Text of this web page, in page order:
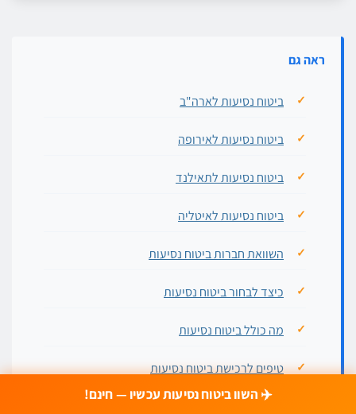
✈️ השוו ביטוח נסיעות עכשיו — חינם!
ראה גם
ביטוח נסיעות לארה"ב
ביטוח נסיעות לאירופה
ביטוח נסיעות לתאילנד
ביטוח נסיעות לאיטליה
השוואת חברות ביטוח נסיעות
כיצד לבחור ביטוח נסיעות
מה כולל ביטוח נסיעות
טיפים לרכישת ביטוח נסיעות